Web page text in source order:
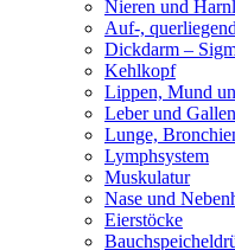
Nieren und
Auf-,
Dickdarm –
Kehlkopf
Lippen, Mund
Leber und
Lunge,
Lymphsystem
Muskulatur
Nase und
Eierstöcke